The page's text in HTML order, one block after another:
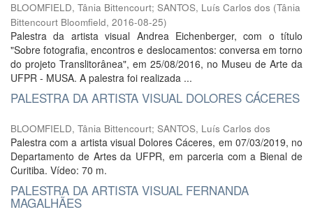
BLOOMFIELD, Tânia Bittencourt; SANTOS, Luís Carlos dos (Tânia
Bittencourt Bloomfield, 2016-08-25)
Palestra da artista visual Andrea Eichenberger, com o título
"Sobre fotografia, encontros e deslocamentos: conversa em torno
do projeto Translitorânea", em 25/08/2016, no Museu de Arte da
UFPR - MUSA. A palestra foi realizada ...
PALESTRA DA ARTISTA VISUAL DOLORES CÁCERES
BLOOMFIELD, Tânia Bittencourt; SANTOS, Luís Carlos dos
Palestra com a artista visual Dolores Cáceres, em 07/03/2019, no
Departamento de Artes da UFPR, em parceria com a Bienal de
Curitiba. Vídeo: 70 m.
PALESTRA DA ARTISTA VISUAL FERNANDA
MAGALHÃES